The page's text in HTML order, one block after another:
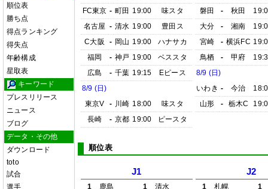
順位表
勝ち点
得点ランキング
得失点
年齢構成
星取表
キーワード
プレスリリース
ニュース
ブログ
データ・その他
ダウンロード
toto
試合
選手
FC東京 - 町田 19:00
味スタ
名古屋 - 清水 19:00
豊田ス
C大阪
- 岡山 19:00
ハナサカ
福岡
- 神戸 19:00
ベススタ
広島
- 千葉 19:15
Eピース
8/9 (日)
東京V
- 川崎 18:00
味スタ
長崎
- 京都 19:00 ピースタ
磐田
- 秋田
大分
- 湘南
宮崎
- 横浜FC
鳥栖
- 甲府
8/9 (日)
いわき - 今治
山形
- 栃木C
順位表
J1
1 鹿島 1
清水
J2
1 札幌
1